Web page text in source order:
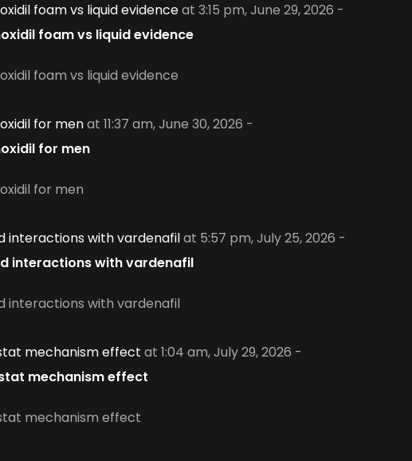
foam vs liquid evidenceat 3:15 pm, June 29, 2026 -
foam vs liquid evidence
foam vs liquid evidence
for menat 11:37 am, June 30, 2026 -
for men
for men
interactions with vardenafilat 5:57 pm, July 25, 2026 -
interactions with vardenafil
interactions with vardenafil
mechanism effect at 1:04 am, July 29, 2026 -
mechanism effect
mechanism effect